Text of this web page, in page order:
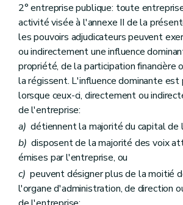
2° entreprise publique: toute
activité visée à l'annexe II de la
les pouvoirs adjudicateurs peuvent
ou indirectement une influence
propriété, de la participation financière
la régissent. L'influence dominante est
lorsque ceux-ci, directement ou
de l'entreprise:
a) détiennent la majorité du capital de
b) disposent de la majorité des voix
émises par l'entreprise, ou
c) peuvent désigner plus de la moitié
l'organe d'administration, de direction